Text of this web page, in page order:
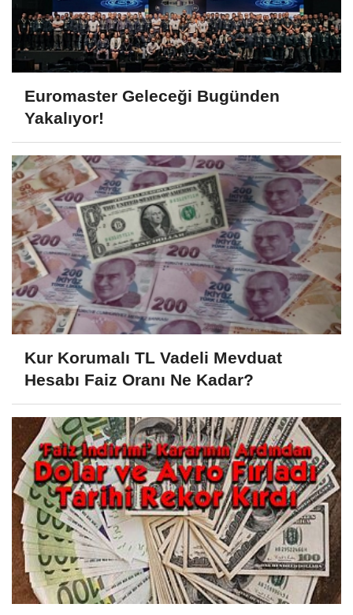
Euromaster Geleceği Bugünden
Yakalıyor!
Kur Korumalı TL Vadeli Mevduat
Hesabı Faiz Oranı Ne Kadar?